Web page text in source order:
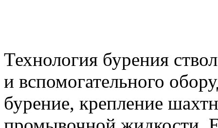
Технология бурения
и вспомогательного
бурение, крепление